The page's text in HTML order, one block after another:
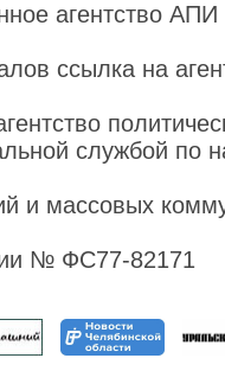
агентство
ссылка на
службой по
и массовых
№ ФС77-82171